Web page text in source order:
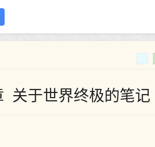
关于世界终极的笔记